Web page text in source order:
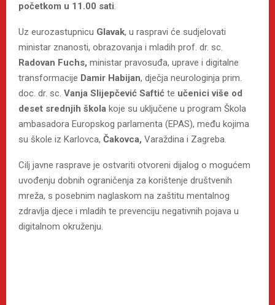
početkom u 11.00 sati.
Uz eurozastupnicu Glavak, u raspravi će sudjelovati
ministar znanosti, obrazovanja i mladih prof. dr. sc.
Radovan Fuchs, ministar pravosuđa, uprave i digitalne
transformacije Damir Habijan, dječja neurologinja prim.
doc. dr. sc. Vanja Slijepčević Saftić te učenici više od
deset srednjih škola koje su uključene u program Škola
ambasadora Europskog parlamenta (EPAS), među kojima
su škole iz Karlovca, Čakovca, Varaždina i Zagreba.
Cilj javne rasprave je ostvariti otvoreni dijalog o mogućem
uvođenju dobnih ograničenja za korištenje društvenih
mreža, s posebnim naglaskom na zaštitu mentalnog
zdravlja djece i mladih te prevenciju negativnih pojava u
digitalnom okruženju.